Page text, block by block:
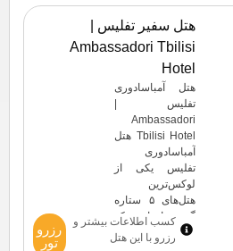
دارد و انتخابی
مناسب برای
علاقه‌مندان به
گردش در مرکز
شهر محسوب
می‌شود. این هتل با
[…]
هتل سفیر تفلیس |
Ambassadori Tbilisi
Hotel
هتل آمباسادوری
تفلیس |
Ambassadori
Tbilisi Hotel هتل
آمباسادوری
تفلیس یکی از
لوکس‌ترین
هتل‌های ۵ ستاره
گرجستان است که
در قلب شهر و
کسب اطلاعات بیشتر و
رزرو با این هتل
رزرو
تور